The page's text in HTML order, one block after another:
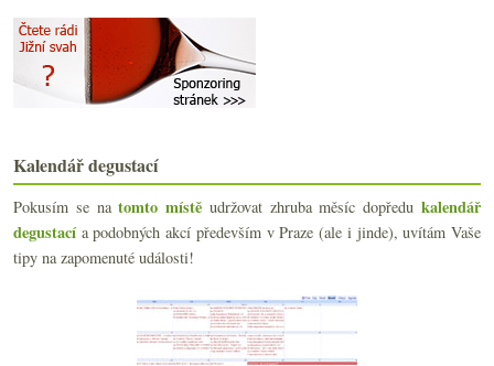
Slovenský Fred a dva německé ryzlinky
Degustační sada „malého vinaře“ Mádla
Parádní biodynamický alsaský Riesling
Podvod mezi Master Sommeliers a v St. Émilionu
Tipy na zahraniční e-shopy se španělským vínem
Plenér Cuvée Tři, pěkné Barolo a Savennières
Výtečné rosé a dvakrát povedená bio cava
Nejvyšší vinice, Nyetimber prestižní, naturálno au...
Bordeauxské naturálno Château Le Puy
Egerský Pinot & Lidl Pinot od Michlovského
(18)
Kalendář degustací
Pokusím se natomto místě udržovat zhruba měsíc dopředukalendář
degustacía podobných akcí především v Praze (ale i jinde), uvítám Vaše
tipy na zapomenuté události!